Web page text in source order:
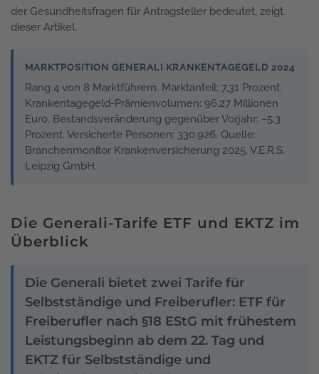
der Gesundheitsfragen für Antragsteller bedeutet, zeigt
dieser Artikel.
MARKTPOSITION GENERALI KRANKENTAGEGELD 2024
Rang 4 von 8 Marktführern. Marktanteil: 7,31 Prozent.
Krankentagegeld-Prämienvolumen: 96,27 Millionen
Euro. Bestandsveränderung gegenüber Vorjahr: −5,3
Prozent. Versicherte Personen: 330.926. Quelle:
Branchenmonitor Krankenversicherung 2025, V.E.R.S.
Leipzig GmbH.
Die Generali-Tarife ETF und EKTZ im
Überblick
Die Generali bietet zwei Tarife für
Selbstständige und Freiberufler: ETF für
Freiberufler nach §18 EStG mit frühestem
Leistungsbeginn ab dem 22. Tag und
EKTZ für Selbstständige und